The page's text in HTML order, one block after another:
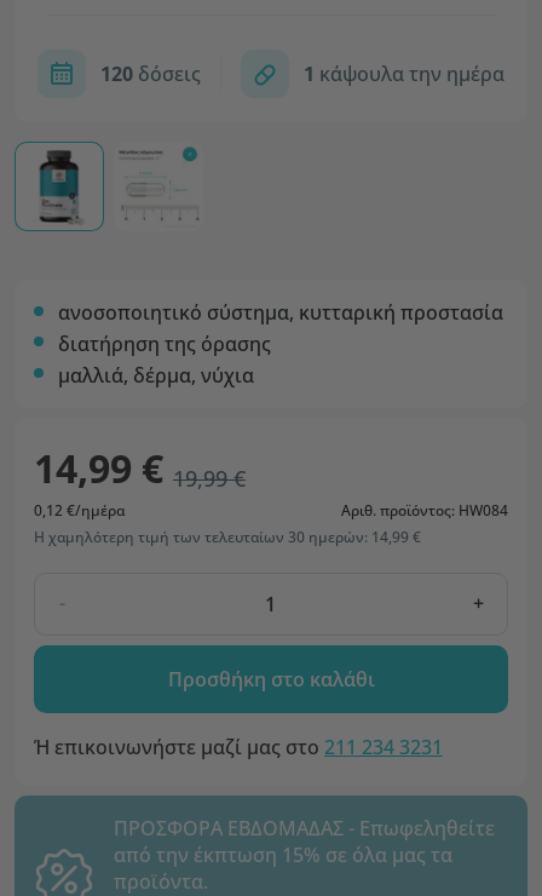
120 δόσεις 1 κάψουλα την ημέρα
ανοσοποιητικό σύστημα, κυτταρική προστασία
διατήρηση της όρασης
μαλλιά, δέρμα, νύχια
14,99 € 19,99 €
0,12 €/ημέρα
Αριθ. προϊόντος: HW084
Η χαμηλότερη τιμή των τελευταίων 30 ημερών: 14,99 €
- +
Προσθήκη στο καλάθι
Ή επικοινωνήστε μαζί μας στο 211 234 3231
ΠΡΟΣΦΟΡΑ ΕΒΔΟΜΑΔΑΣ - Επωφεληθείτε
από την έκπτωση 15% σε όλα μας τα
προϊόντα.